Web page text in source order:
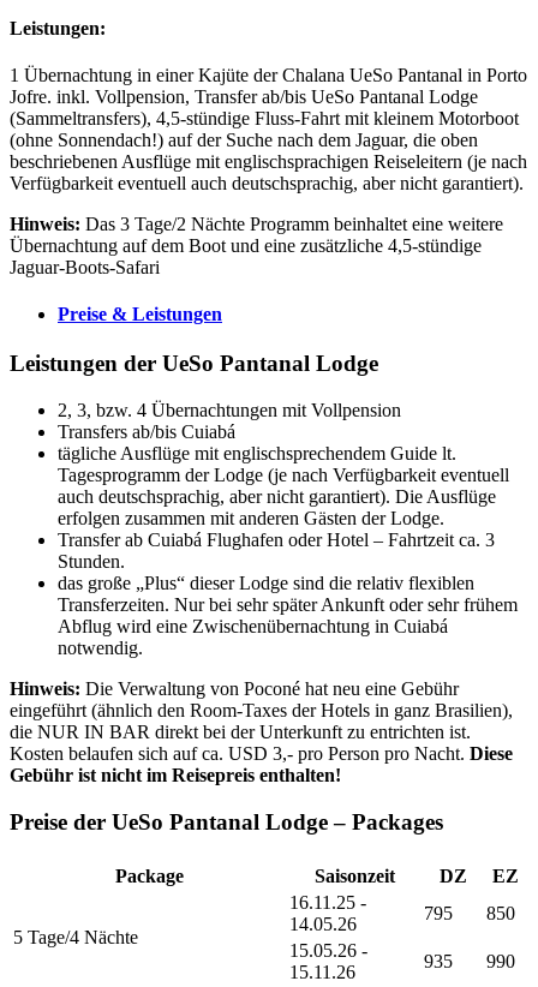
Leistungen:
1 Übernachtung in einer Kajüte der Chalana UeSo Pantanal in Porto
Jofre. inkl. Vollpension, Transfer ab/bis UeSo Pantanal Lodge
(Sammeltransfers), 4,5-stündige Fluss-Fahrt mit kleinem Motorboot
(ohne Sonnendach!) auf der Suche nach dem Jaguar, die oben
beschriebenen Ausflüge mit englischsprachigen Reiseleitern (je nach
Verfügbarkeit eventuell auch deutschsprachig, aber nicht garantiert).
Hinweis: Das 3 Tage/2 Nächte Programm beinhaltet eine weitere
Übernachtung auf dem Boot und eine zusätzliche 4,5-stündige
Jaguar-Boots-Safari
Preise & Leistungen
Leistungen der UeSo Pantanal Lodge
2, 3, bzw. 4 Übernachtungen mit Vollpension
Transfers ab/bis Cuiabá
tägliche Ausflüge mit englischsprechendem Guide lt.
Tagesprogramm der Lodge (je nach Verfügbarkeit eventuell
auch deutschsprachig, aber nicht garantiert). Die Ausflüge
erfolgen zusammen mit anderen Gästen der Lodge.
Transfer ab Cuiabá Flughafen oder Hotel – Fahrtzeit ca. 3
Stunden.
das große „Plus“ dieser Lodge sind die relativ flexiblen
Transferzeiten. Nur bei sehr später Ankunft oder sehr frühem
Abflug wird eine Zwischenübernachtung in Cuiabá
notwendig.
Hinweis: Die Verwaltung von Poconé hat neu eine Gebühr
eingeführt (ähnlich den Room-Taxes der Hotels in ganz Brasilien),
die NUR IN BAR direkt bei der Unterkunft zu entrichten ist.
Kosten belaufen sich auf ca. USD 3,- pro Person pro Nacht. Diese
Gebühr ist nicht im Reisepreis enthalten!
Preise der UeSo Pantanal Lodge – Packages
Package Saisonzeit DZ EZ
5 Tage/4 Nächte
16.11.25 -
14.05.26
795
850
15.05.26 -
15.11.26
935 990